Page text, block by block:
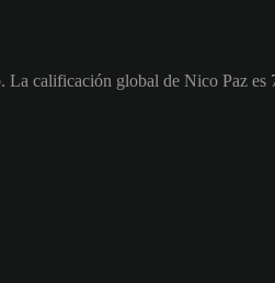
La calificación global de Nico Paz es